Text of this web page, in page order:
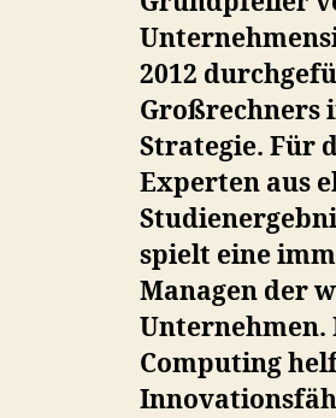
2012
Großrechners
Strategie. Für
Experten aus
spielt eine
Managen der
Unternehmen.
Computing